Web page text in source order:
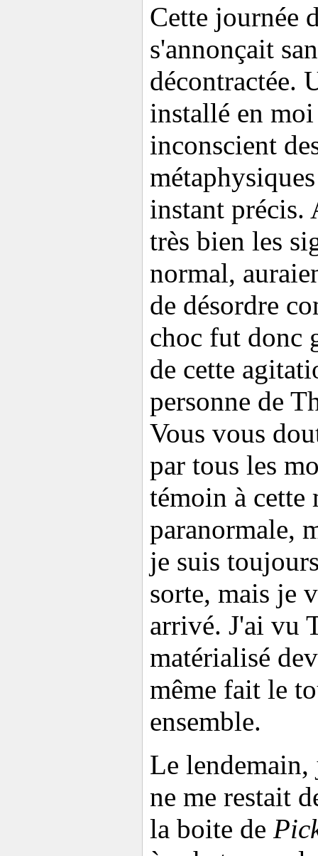
Cette journée
s'annonçait
décontractée.
installé en
inconscient
instant précis.
très bien les
normal,
de désordre
choc fut donc
de cette
personne de
Vous vous
par tous les
témoin à cette
paranormale,
je suis
sorte, mais je
arrivé. J'ai vu
matérialisé
même fait le
ensemble.
Le
ne me restait
la boite de